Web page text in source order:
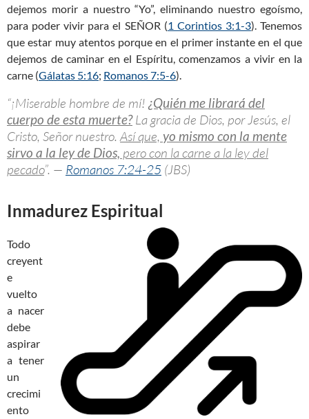
dejemos morir a nuestro “Yo”, eliminando nuestro egoísmo,
para poder vivir para el SEÑOR (1 Corintios 3:1-3). Tenemos
que estar muy atentos porque en el primer instante en el que
dejemos de caminar en el Espíritu, comenzamos a vivir en la
carne (Gálatas 5:16; Romanos 7:5-6).
“¡Miserable hombre de mí! ¿Quién me librará del
cuerpo de esta muerte?La gracia de Dios, por Jesús, el
Cristo, Señor nuestro.Así que, yo mismo con la mente
sirvo a la ley de Dios, pero con la carne a la ley del
pecado”. — Romanos 7:24-25 (JBS)
Inmadurez Espiritual
Todo
creyent
e
vuelto
a nacer
debe
aspirar
a tener
un
crecimi
ento